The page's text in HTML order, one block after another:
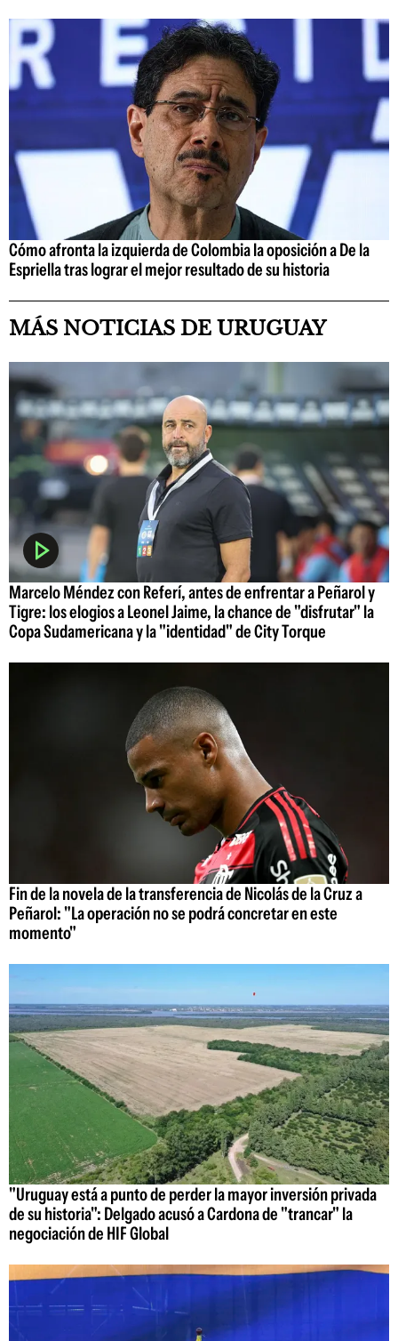
Cómo afronta la izquierda de Colombia la oposición a De la
Espriella tras lograr el mejor resultado de su historia
MÁS NOTICIAS DE URUGUAY
Marcelo Méndez con Referí, antes de enfrentar a Peñarol y
Tigre: los elogios a Leonel Jaime, la chance de "disfrutar" la
Copa Sudamericana y la "identidad" de City Torque
Fin de la novela de la transferencia de Nicolás de la Cruz a
Peñarol: "La operación no se podrá concretar en este
momento"
"Uruguay está a punto de perder la mayor inversión privada
de su historia": Delgado acusó a Cardona de "trancar" la
negociación de HIF Global